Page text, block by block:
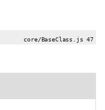
core/BaseClass.js 47